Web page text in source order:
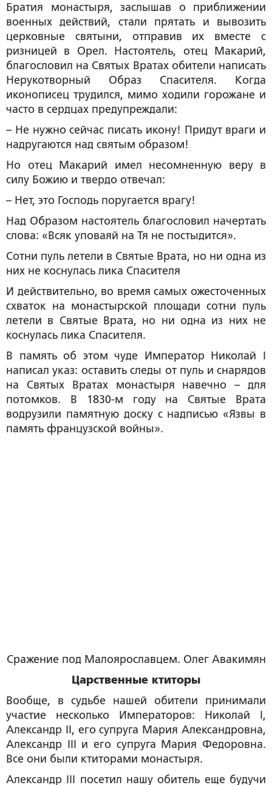
Братия монастыря, заслышав о приближении
военных действий, стали прятать и вывозить
церковные святыни, отправив их вместе с
ризницей в Орел. Настоятель, отец Макарий,
благословил на Святых Вратах обители написать
Нерукотворный Образ Спасителя. Когда
иконописец трудился, мимо ходили горожане и
часто в сердцах предупреждали:
– Не нужно сейчас писать икону! Придут враги и
надругаются над святым образом!
Но отец Макарий имел несомненную веру в
силу Божию и твердо отвечал:
– Нет, это Господь поругается врагу!
Над Образом настоятель благословил начертать
слова: «Всяк уповаяй на Тя не постыдится».
Сотни пуль летели в Святые Врата, но ни одна из
них не коснулась лика Спасителя
И действительно, во время самых ожесточенных
схваток на монастырской площади сотни пуль
летели в Святые Врата, но ни одна из них не
коснулась лика Спасителя.
В память об этом чуде Император Николай I
написал указ: оставить следы от пуль и снарядов
на Святых Вратах монастыря навечно – для
потомков. В 1830-м году на Святые Врата
водрузили памятную доску с надписью «Язвы в
память французской войны».
Сражение под Малоярославцем. Олег Авакимян
Царственные ктиторы
Вообще, в судьбе нашей обители принимали
участие несколько Императоров: Николай I,
Александр II, его супруга Мария Александровна,
Александр III и его супруга Мария Федоровна.
Все они были ктиторами монастыря.
Александр III посетил нашу обитель еще будучи